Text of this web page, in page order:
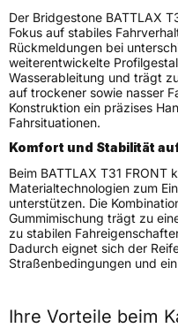
Reifenposition
Motorradtyp
Weitere Eigenschaften
Schlauchtyp
Zustand
M+S
Motorrad Kennzeichnung
3PMSF / Alpine-Symbol
Allgemeine
Herstellerkontakt
Der Bridgestone BATTLAX
Fokus auf stabiles
Rückmeldungen bei
weiterentwickelte
Wasserableitung und trägt
auf trockener sowie nasser
Konstruktion ein präzises
Fahrsituationen.
Komfort und Stabilität
Beim BATTLAX T31 FRONT
Materialtechnologien zum
unterstützen. Die
Gummimischung trägt zu
zu stabilen
Dadurch eignet sich der
Straßenbedingungen und
Ihre Vorteile beim